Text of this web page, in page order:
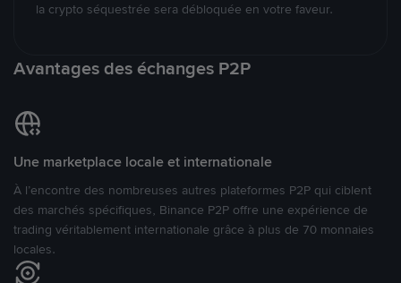
la crypto séquestrée sera débloquée en votre faveur.
Avantages des échanges P2P
Une marketplace locale et internationale
À l’encontre des nombreuses autres plateformes P2P qui ciblent
des marchés spécifiques, Binance P2P offre une expérience de
trading véritablement internationale grâce à plus de 70 monnaies
locales.